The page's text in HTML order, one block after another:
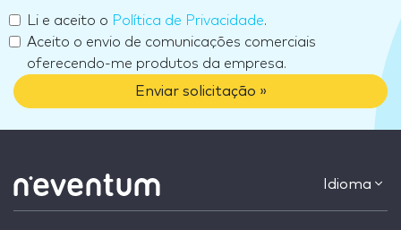
Li e aceito o Política de Privacidade.
Aceito o envio de comunicações comerciais
oferecendo-me produtos da empresa.
Enviar solicitação »
Idioma